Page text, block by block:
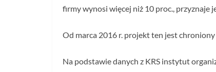
firmy wynosi więcej niż 10 proc., przyznaje
Od marca 2016 r. projekt ten jest
Na podstawie danych z KRS instytut